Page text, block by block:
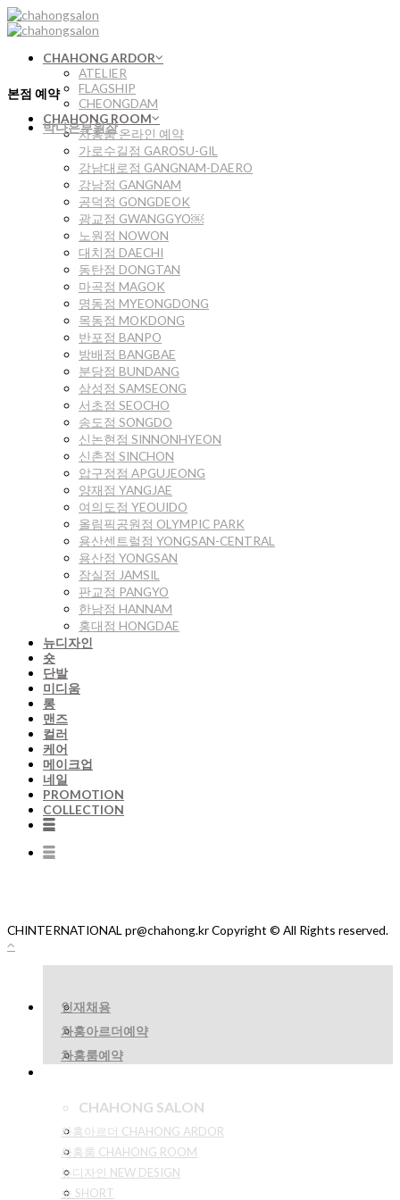
Skip
to
CHAHONG ARDOR
ATELIER
FLAGSHIP
CHEONGDAM
CHAHONG ROOM
차홍룸 온라인 예약
가로수길점 GAROSU-GIL
강남대로점 GANGNAM-DAERO
강남점 GANGNAM
공덕점 GONGDEOK
광교점 GWANGGYO￼
노원점 NOWON
대치점 DAECHI
동탄점 DONGTAN
마곡점 MAGOK
명동점 MYEONGDONG
목동점 MOKDONG
반포점 BANPO
방배점 BANGBAE
분당점 BUNDANG
삼성점 SAMSEONG
서초점 SEOCHO
송도점 SONGDO
신논현점 SINNONHYEON
신촌점 SINCHON
압구정점 APGUJEONG
양재점 YANGJAE
여의도점 YEOUIDO
올림픽공원점 OLYMPIC PARK
용산센트럴점 YONGSAN-CENTRAL
용산점 YONGSAN
잠실점 JAMSIL
판교점 PANGYO
한남점 HANNAM
홍대점 HONGDAE
뉴디자인
숏
단발
미디움
롱
맨즈
컬러
케어
메이크업
네일
PROMOTION
COLLECTION
본점 예약
박다은부원장
CHINTERNATIONAL pr@chahong.kr Copyright © All Rights reserved.
인재채용
차홍아르더예약
차홍룸예약
CHAHONG SALON
차홍아르더 CHAHONG ARDOR
차홍룸 CHAHONG ROOM
뉴디자인 NEW DESIGN
숏 SHORT